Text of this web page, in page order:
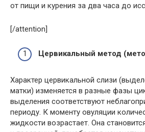
от пищи и курения за два часа до
[/attention]
Цервикальный метод
Характер цервикальной слизи
матки) изменяется в разные фазы
выделения соответствуют
периоду. К моменту овуляции
жидкости возрастает. Она